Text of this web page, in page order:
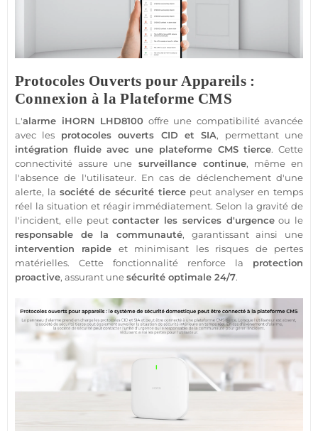
Protocoles Ouverts pour Appareils :
Connexion à la Plateforme CMS
L'alarme iHORN LHD8100 offre une compatibilité avancée
avec les protocoles ouverts CID et SIA, permettant une
intégration fluide avec une plateforme CMS tierce. Cette
connectivité assure une surveillancecontinue, même en
l'absence de l'utilisateur. En cas de déclenchement d'une
alerte, la société de sécurité tierce peut analyser en temps
réel la situation et réagir immédiatement. Selon la gravité de
l'incident, elle peutcontacter les services d'urgenceou le
responsable de la communauté, garantissant ainsi une
intervention rapide et minimisant les risques de pertes
matérielles. Cette fonctionnalité renforce la protection
proactive, assurant unesécurité optimale 24/7.